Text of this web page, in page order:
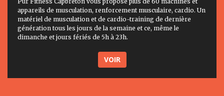
appareils de musculation, renforcement musculaire, cardio. Un
matériel de musculation et de cardio-training de dernière
génération tous les jours de la semaine et ce, même le
dimanche et jours fériés de 5h à 23h.
VOIR